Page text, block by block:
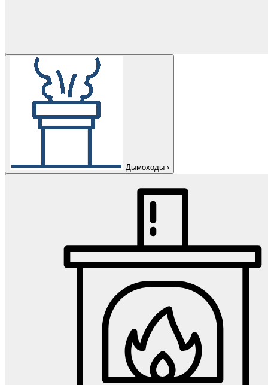
Дымоходы ›